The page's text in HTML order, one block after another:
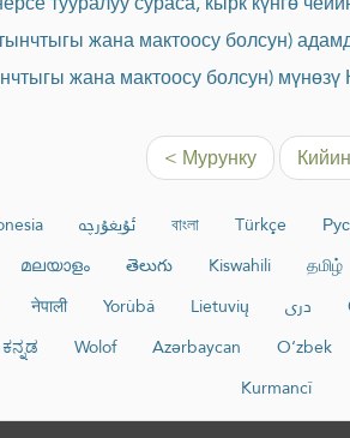
жана мактоосу болсун)
жана мактоосу болсун)
< Мурунку
ئۇيغۇرچە বাংলা Türkçe
മലയാളം తెలుగు Kiswahili தமிழ்
नेपाली Yorùbá Lietuvių دری
ಕನ್ನಡ Wolof Azərbaycan O‘zbek
Kurmancî